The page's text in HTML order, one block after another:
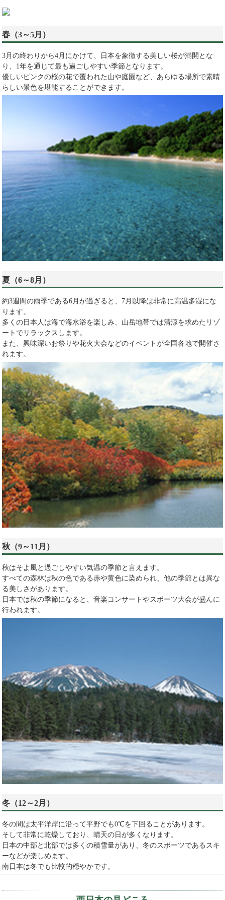
春（3～5月）
3月の終わりから4月にかけて、日本を象徴する美しい桜が満開とな
り、1年を通じて最も過ごしやすい季節となります。
優しいピンクの桜の花で覆われた山や庭園など、あらゆる場所で素晴
らしい景色を堪能することができます。
夏（6～8月）
約3週間の雨季である6月が過ぎると、7月以降は非常に高温多湿にな
ります。
多くの日本人は海で海水浴を楽しみ、山岳地帯では清涼を求めたリゾ
ートでリラックスします。
また、興味深いお祭りや花火大会などのイベントが全国各地で開催さ
れます。
秋（9～11月）
秋はそよ風と過ごしやすい気温の季節と言えます。
すべての森林は秋の色である赤や黄色に染められ、他の季節とは異な
る美しさがあります。
日本では秋の季節になると、音楽コンサートやスポーツ大会が盛んに
行われます。
冬（12～2月）
冬の間は太平洋岸に沿って平野でも0℃を下回ることがあります。
そして非常に乾燥しており、晴天の日が多くなります。
日本の中部と北部では多くの積雪量があり、冬のスポーツであるスキ
ーなどが楽しめます。
南日本は冬でも比較的穏やかです。